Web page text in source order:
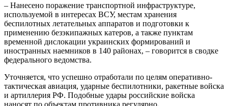
– Нанесено поражение транспортной инфраструктуре,
используемой в интересах ВСУ, местам хранения
беспилотных летательных аппаратов и подготовки к
применению безэкипажных катеров, а также пунктам
временной дислокации украинских формирований и
иностранных наемников в 140 районах, – говорится в сводке
федерального ведомства.
Уточняется, что успешно отработали по целям оперативно-
тактическая авиация, ударные беспилотники, ракетные войска
и артиллерия РФ. Подобные удары российские войска
наносят по объектам противника регулярно.